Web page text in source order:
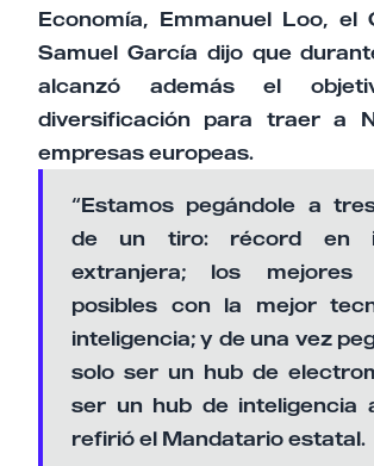
Economía, Emmanuel Loo, el
Samuel García dijo que
alcanzó además el
diversificación para traer a
empresas europeas.
“Estamos pegándole a
de un tiro: récord en
extranjera; los mejores
posibles con la mejor
inteligencia; y de una vez
solo ser un hub de
ser un hub de inteligencia
refirió el Mandatario estatal.